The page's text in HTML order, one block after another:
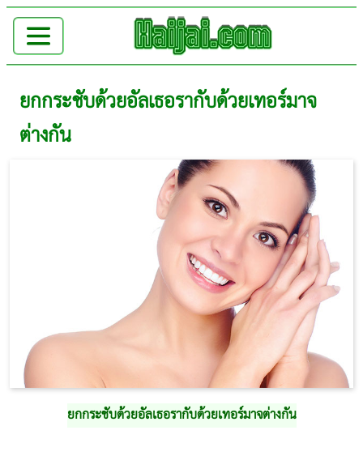
ยกกระชับด้วยอัลเธอรากับด้วยเทอร์มาจ
ต่างกัน
ยกกระชับด้วยอัลเธอรากับด้วยเทอร์มาจต่างกัน